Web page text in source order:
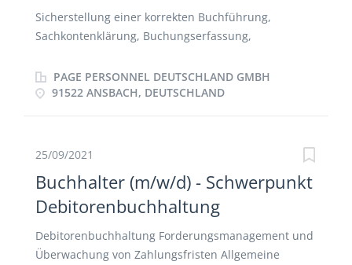
Sicherstellung einer korrekten Buchführung,
Sachkontenklärung, Buchungserfassung,
Stammdaten und des Stammdatenverzeichnisses
Enge Zusammenarbeit mit der Leitung Finanzen
Mahnwesenkontrolle im Debitoren- sowie
Kreditorenbereich Mitwirkung bei der Erstellung der
Monats-, Quartals- und Jahresabschlüsse nach HGB
und IFRS
PAGE PERSONNEL DEUTSCHLAND GMBH
91522 ANSBACH, DEUTSCHLAND
25/09/2021
Buchhalter (m/w/d) - Schwerpunkt
Debitorenbuchhaltung
Debitorenbuchhaltung Forderungsmanagement und
Überwachung von Zahlungsfristen Allgemeine